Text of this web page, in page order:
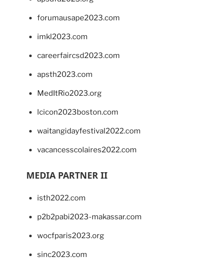
forumausape2023.com
imkl2023.com
careerfaircsd2023.com
apsth2023.com
MedItRio2023.org
lcicon2023boston.com
waitangidayfestival2022.com
vacancesscolaires2022.com
MEDIA PARTNER II
isth2022.com
p2b2pabi2023-makassar.com
wocfparis2023.org
sinc2023.com